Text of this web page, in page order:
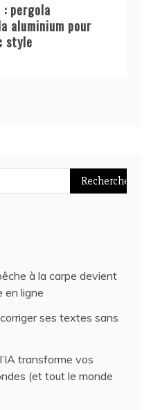
: pergola
aluminium pour
style
à la carpe devient
en ligne
ses textes sans
transforme vos
(et tout le monde